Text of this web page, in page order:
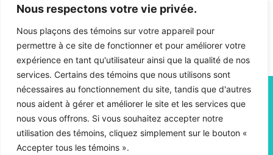
Nous respectons votre vie privée.
Nous plaçons des témoins sur votre appareil pour
permettre à ce site de fonctionner et pour améliorer votre
expérience en tant qu'utilisateur ainsi que la qualité de nos
services. Certains des témoins que nous utilisons sont
nécessaires au fonctionnement du site, tandis que d'autres
nous aident à gérer et améliorer le site et les services que
nous vous offrons. Si vous souhaitez accepter notre
utilisation des témoins, cliquez simplement sur le bouton «
Accepter tous les témoins ».
Contacter Gendron
info@gendroncommunication.com
450 661-3814
4810, rue Jean-Talon O., suite 400-09,
Montréal, Québec H4P 2N5